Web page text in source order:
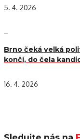
5. 4. 2026
Brno čeká velká
končí, do čela
16. 4. 2026